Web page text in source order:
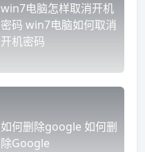
win7电脑怎样取消开机
密码 win7电脑如何取消
开机密码
如何删除google 如何删
除Google